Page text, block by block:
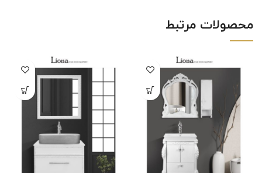
محصولات مرتبط